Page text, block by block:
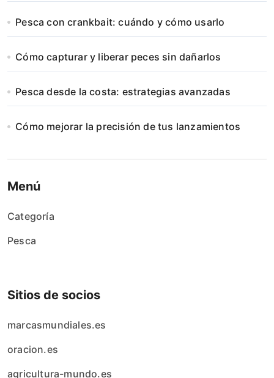
Pesca con crankbait: cuándo y cómo usarlo
Cómo capturar y liberar peces sin dañarlos
Pesca desde la costa: estrategias avanzadas
Cómo mejorar la precisión de tus lanzamientos
Menú
Categoría
Pesca
Sitios de socios
marcasmundiales.es
oracion.es
agricultura-mundo.es